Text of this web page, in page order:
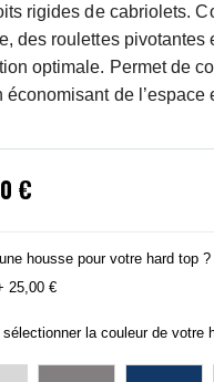
rigides de cabriolets.
des roulettes
optimale. Permet de
économisant de
€
housse pour votre hard top ?
25,00 €
sélectionner la couleur de votre